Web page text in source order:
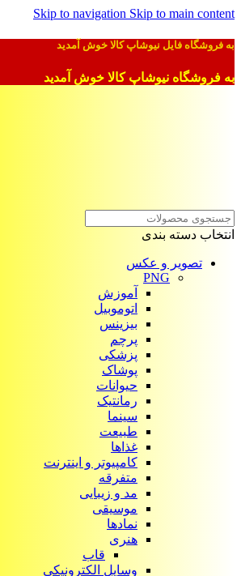
Skip to navigation Skip to main content
به فروشگاه فایل نیوشاپ کالا خوش آمدید
به فروشگاه نیوشاپ کالا خوش آمدید
انتخاب دسته بندی
تصویر و عکس
PNG
آموزش
اتوموبیل
بیزینس
پرچم
پزشکی
پوشاک
حیوانات
رمانتیک
سینما
طبیعت
غذاها
کامپیوتر و اینترنت
متفرقه
مد و زیبایی
موسیقی
نمادها
هنری
قاب
وسایل الکترونیکی